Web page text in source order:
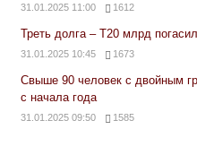
31.01.2025 11:00 1612
Треть долга – Т20 млрд
31.01.2025 10:45 1673
Свыше 90 человек с двойным
с начала года
31.01.2025 09:50 1585